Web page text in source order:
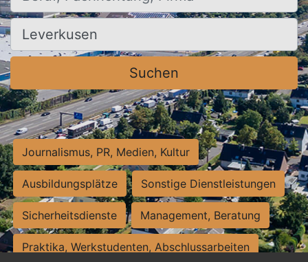
Ort, Stadt
Suchen
Journalismus, PR, Medien, Kultur
Ausbildungsplätze Sonstige Dienstleistungen
Sicherheitsdienste Management, Beratung
Praktika, Werkstudenten, Abschlussarbeiten